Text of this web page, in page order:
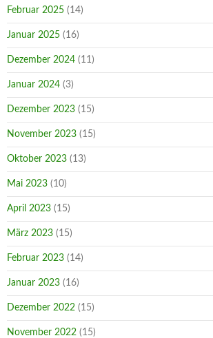
Februar 2025 (14)
Januar 2025 (16)
Dezember 2024 (11)
Januar 2024 (3)
Dezember 2023 (15)
November 2023 (15)
Oktober 2023 (13)
Mai 2023 (10)
April 2023 (15)
März 2023 (15)
Februar 2023 (14)
Januar 2023 (16)
Dezember 2022 (15)
November 2022 (15)